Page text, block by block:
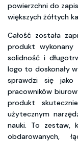
powierzchni do
większych żółtych
Całość została
produkt
solidność i
logo to doskonały
sprawdzi się
pracowników
produkt
użytecznym
nauki. To zestaw,
obdarowanych,